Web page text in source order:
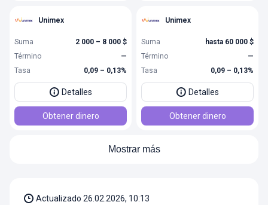
Unimex
Suma
2 000 – 8 000 $
Término
—
Tasa
0,09 – 0,13%
Detalles
Obtener dinero
Unimex
Suma
hasta 60 000 $
Término
—
Tasa
0,09 – 0,13%
Detalles
Obtener dinero
Mostrar más
Actualizado 26.02.2026, 10:13